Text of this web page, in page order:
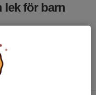
lek för barn
2021.
Sporthall kl09.00-10:00